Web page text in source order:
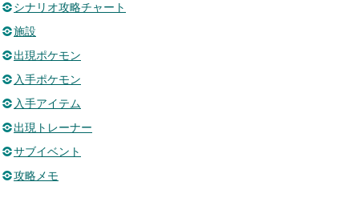
シナリオ攻略チャート
施設
出現ポケモン
入手ポケモン
入手アイテム
出現トレーナー
サブイベント
攻略メモ